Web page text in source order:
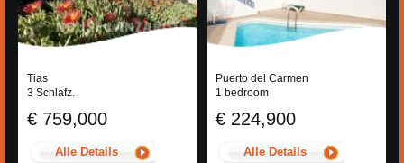
Tias
3 Schlafz.
€ 759,000
Alle Details
Puerto del Carmen
1 bedroom
€ 224,900
Alle Details